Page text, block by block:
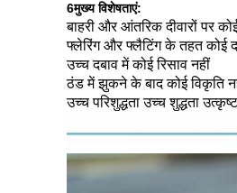
6मुख्य विशेषताएं:
बाहरी और आंतरिक दीवारों पर
फ्लेरिंग और फ्लैटिंग के तहत कोई
उच्च दबाव में कोई रिसाव नहीं
ठंड में झुकने के बाद कोई विकृति
उच्च परिशुद्धता उच्च शुद्धता